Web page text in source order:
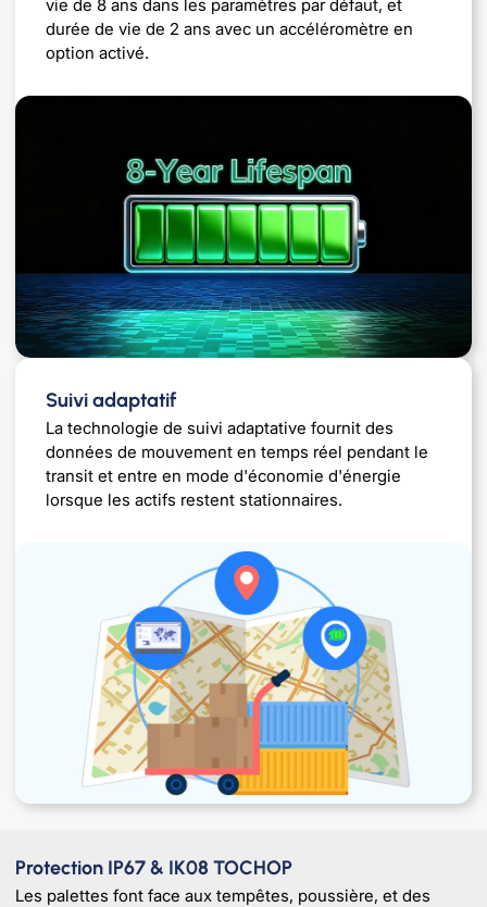
vie de 8 ans dans les paramètres par défaut, et
durée de vie de 2 ans avec un accéléromètre en
option activé.
Suivi adaptatif
La technologie de suivi adaptative fournit des
données de mouvement en temps réel pendant le
transit et entre en mode d'économie d'énergie
lorsque les actifs restent stationnaires.
Protection IP67 & IK08 TOCHOP
Les palettes font face aux tempêtes, poussière, et des